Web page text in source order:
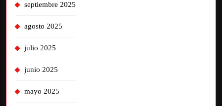
septiembre 2025
agosto 2025
julio 2025
junio 2025
mayo 2025